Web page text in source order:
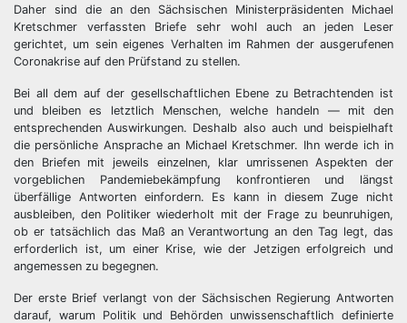
Daher sind die an den Sächsischen Ministerpräsidenten Michael
Kretschmer verfassten Briefe sehr wohl auch an jeden Leser
gerichtet, um sein eigenes Verhalten im Rahmen der ausgerufenen
Coronakrise auf den Prüfstand zu stellen.
Bei all dem auf der gesellschaftlichen Ebene zu Betrachtenden ist
und bleiben es letztlich Menschen, welche handeln — mit den
entsprechenden Auswirkungen. Deshalb also auch und beispielhaft
die persönliche Ansprache an Michael Kretschmer. Ihn werde ich in
den Briefen mit jeweils einzelnen, klar umrissenen Aspekten der
vorgeblichen Pandemiebekämpfung konfrontieren und längst
überfällige Antworten einfordern. Es kann in diesem Zuge nicht
ausbleiben, den Politiker wiederholt mit der Frage zu beunruhigen,
ob er tatsächlich das Maß an Verantwortung an den Tag legt, das
erforderlich ist, um einer Krise, wie der Jetzigen erfolgreich und
angemessen zu begegnen.
Der erste Brief verlangt von der Sächsischen Regierung Antworten
darauf, warum Politik und Behörden unwissenschaftlich definierte